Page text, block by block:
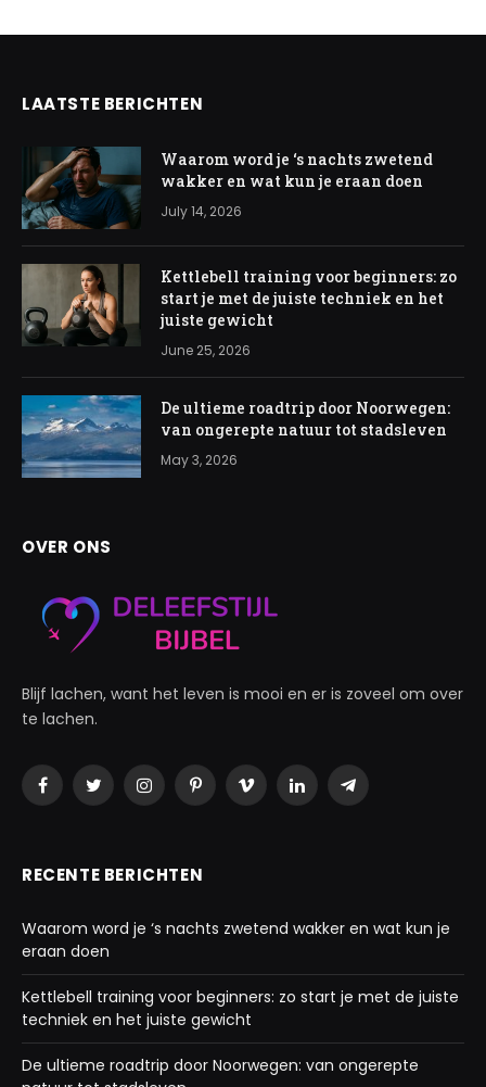
LAATSTE BERICHTEN
Waarom word je ‘s nachts zwetend
wakker en wat kun je eraan doen
July 14, 2026
Kettlebell training voor beginners: zo
start je met de juiste techniek en het
juiste gewicht
June 25, 2026
De ultieme roadtrip door Noorwegen:
van ongerepte natuur tot stadsleven
May 3, 2026
OVER ONS
Blijf lachen, want het leven is mooi en er is zoveel om over
te lachen.
FacebookTwitterInstagramPinterestVimeoLinkedInTelegram
RECENTE BERICHTEN
Waarom word je ‘s nachts zwetend wakker en wat kun je
eraan doen
Kettlebell training voor beginners: zo start je met de juiste
techniek en het juiste gewicht
De ultieme roadtrip door Noorwegen: van ongerepte